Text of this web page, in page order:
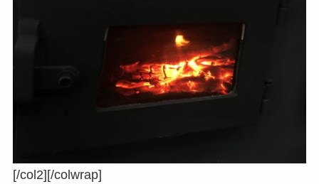
[/col2][/colwrap]